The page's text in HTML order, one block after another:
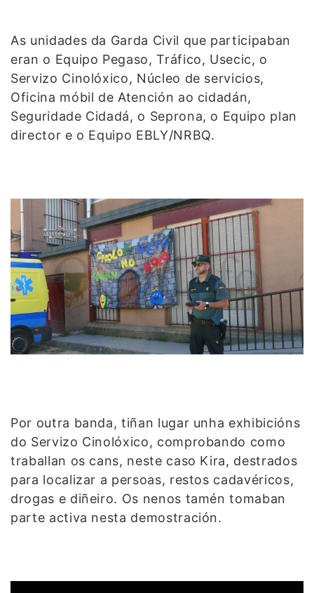
As unidades da Garda Civil que participaban
eran o Equipo Pegaso, Tráfico, Usecic, o
Servizo Cinolóxico, Núcleo de servicios,
Oficina móbil de Atención ao cidadán,
Seguridade Cidadá, o Seprona, o Equipo plan
director e o Equipo EBLY/NRBQ.
Por outra banda, tiñan lugar unha exhibicións
do Servizo Cinolóxico, comprobando como
traballan os cans, neste caso Kira, destrados
para localizar a persoas, restos cadavéricos,
drogas e diñeiro. Os nenos tamén tomaban
parte activa nesta demostración.